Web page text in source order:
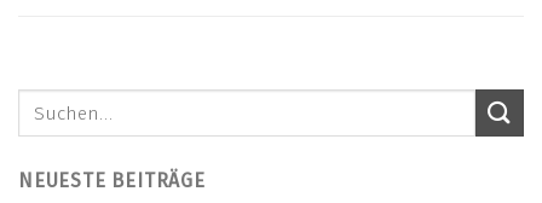
NEUESTE BEITRÄGE